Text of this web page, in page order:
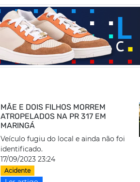
MÃE E DOIS FILHOS MORREM
ATROPELADOS NA PR 317 EM
MARINGÁ
Veículo fugiu do local e ainda não foi
identificado.
17/09/2023 23:24
Acidente